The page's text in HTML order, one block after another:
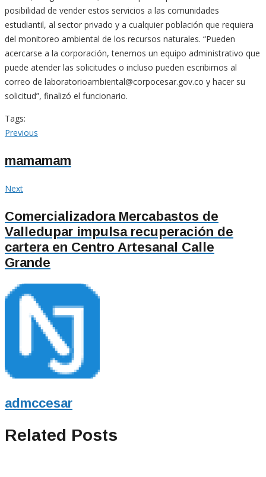
posibilidad de vender estos servicios a las comunidades
estudiantil, al sector privado y a cualquier población que requiera
del monitoreo ambiental de los recursos naturales. “Pueden
acercarse a la corporación, tenemos un equipo administrativo que
puede atender las solicitudes o incluso pueden escribirnos al
correo de laboratorioambiental@corpocesar.gov.co y hacer su
solicitud”, finalizó el funcionario.
Tags:
Navegación
de
Previous
mamamam
NextNext
Comercializadora Mercabastos de
Valledupar impulsa recuperación de
cartera en Centro Artesanal Calle
Grande
admccesar
Related Posts